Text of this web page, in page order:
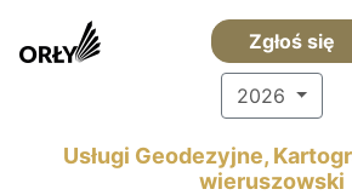
Zgłoś się
2026
Usługi Geodezyjne,
wieruszowski